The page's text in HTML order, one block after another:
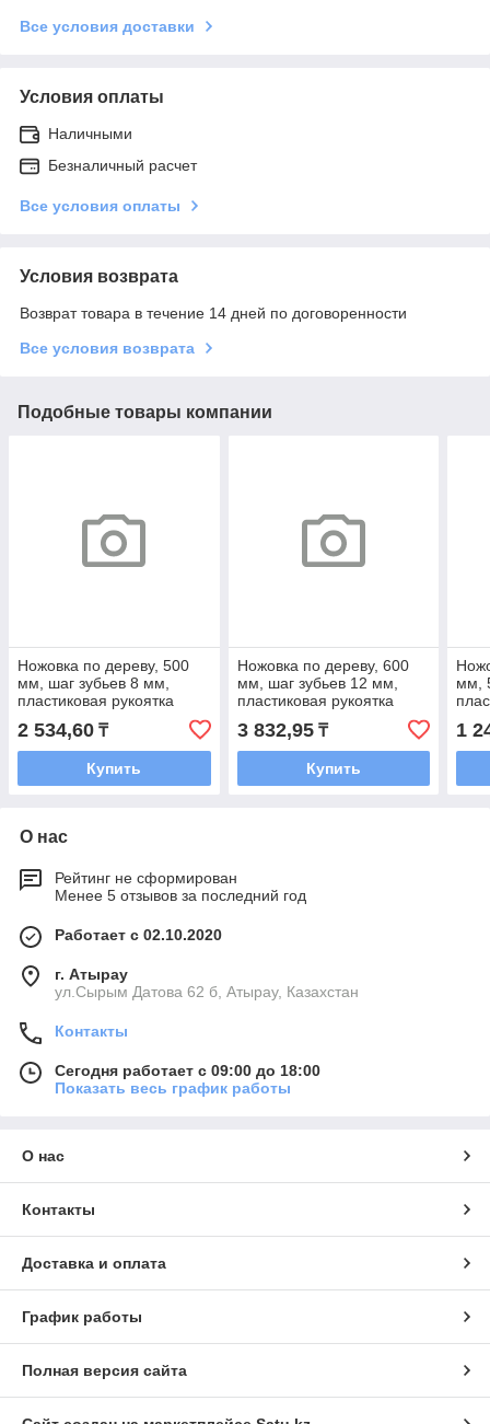
Все условия доставки
Условия оплаты
Наличными
Безналичный расчет
Все условия оплаты
Условия возврата
Возврат товара в течение 14 дней по договоренности
Все условия возврата
Подобные товары компании
Ножовка по дереву, 500
мм, шаг зубьев 8 мм,
пластиковая рукоятка
2 534,60 ₸
Купить
Ножовка по дереву, 600
мм, шаг зубьев 12 мм,
пластиковая рукоятка
3 832,95₸
Купить
мм,
1
О нас
Рейтинг не сформирован
Менее 5 отзывов за последний год
Работает с 02.10.2020
г. Атырау
ул.Сырым Датова 62 б, Атырау, Казахстан
Контакты
Сегодня работает с 09:00 до 18:00
Показать весь график работы
О нас
Контакты
Доставка и оплата
График работы
Полная версия сайта